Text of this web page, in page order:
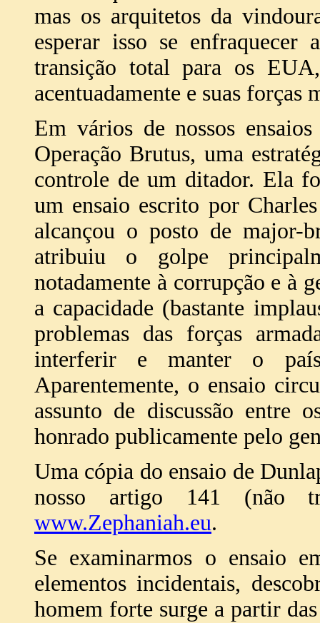
mas os arquitetos da
esperar isso se enfraquecer
transição total para os
acentuadamente e suas forças
Em vários de nossos
Operação Brutus, uma
controle de um ditador. Ela
um ensaio escrito por
alcançou o posto de major-
atribuiu o golpe
notadamente à corrupção e à
a capacidade (bastante
problemas das forças
interferir e manter o
Aparentemente, o ensaio
assunto de discussão entre
honrado publicamente pelo
Uma cópia do ensaio de
nosso artigo 141 (não
www.Zephaniah.eu.
Se examinarmos o ensaio
elementos incidentais,
homem forte surge a partir